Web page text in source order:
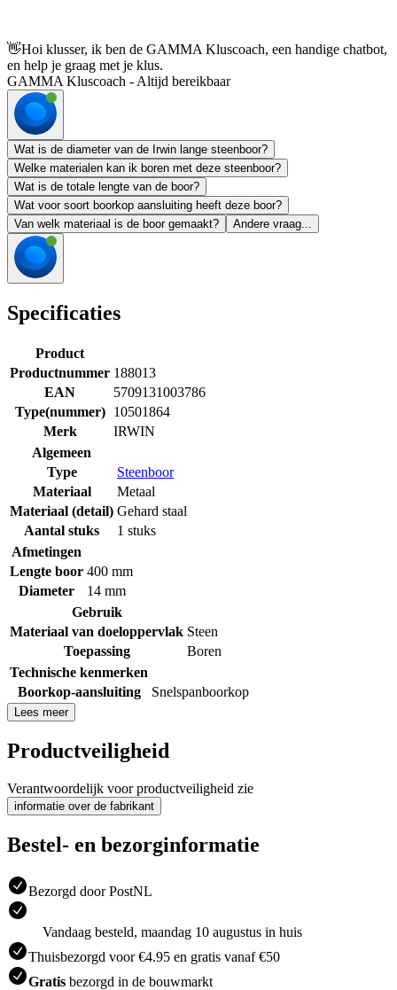
👋Hoi klusser, ik ben de GAMMA Kluscoach, een handige chatbot,
en help je graag met je klus.
GAMMA Kluscoach - Altijd bereikbaar
Wat is de diameter van de Irwin lange steenboor?
Welke materialen kan ik boren met deze steenboor?
Wat is de totale lengte van de boor?
Wat voor soort boorkop aansluiting heeft deze boor?
Van welk materiaal is de boor gemaakt?
Andere vraag...
Specificaties
Product
Productnummer 188013
EAN
5709131003786
Type(nummer)
10501864
Merk
IRWIN
Algemeen
Type
Steenboor
Materiaal
Metaal
Materiaal (detail) Gehard staal
Aantal stuks
1 stuks
Afmetingen
Lengte boor 400 mm
Diameter
14 mm
Gebruik
Materiaal van doeloppervlak Steen
Toepassing
Boren
Technische kenmerken
Boorkop-aansluiting
Snelspanboorkop
Lees meer
Productveiligheid
Verantwoordelijk voor productveiligheid zie
informatie over de fabrikant
Bestel- en bezorginformatie
Bezorgd door PostNL
Vandaag besteld, maandag 10 augustus in huis
Thuisbezorgd voor €4.95 en gratis vanaf €50
Gratis bezorgd in de bouwmarkt